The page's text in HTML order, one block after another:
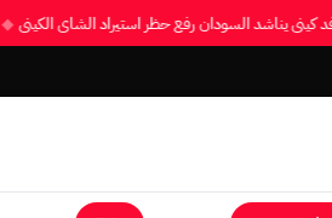
وفد كيني يناشد السودان رفع حظر استيراد الشاي الكيني